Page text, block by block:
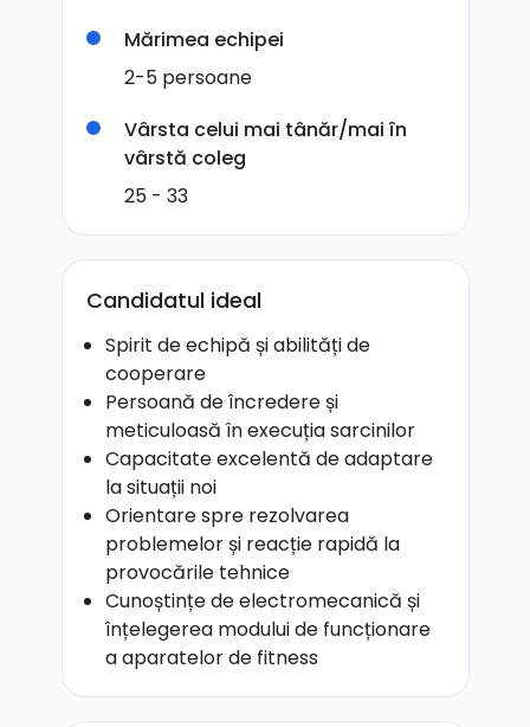
Mărimea echipei
2-5 persoane
Vârsta celui mai tânăr/mai în
vârstă coleg
25 - 33
Candidatul ideal
Spirit de echipă și abilități de
cooperare
Persoană de încredere și
meticuloasă în execuția sarcinilor
Capacitate excelentă de adaptare
la situații noi
Orientare spre rezolvarea
problemelor și reacție rapidă la
provocările tehnice
Cunoștințe de electromecanică și
înțelegerea modului de funcționare
a aparatelor de fitness